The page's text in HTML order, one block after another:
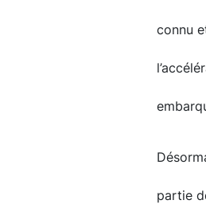
connu
partie